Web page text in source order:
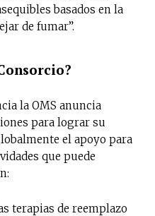
basados en la
de fumar”.
la OMS anuncia
para lograr su
el apoyo para
que puede
terapias de reemplazo